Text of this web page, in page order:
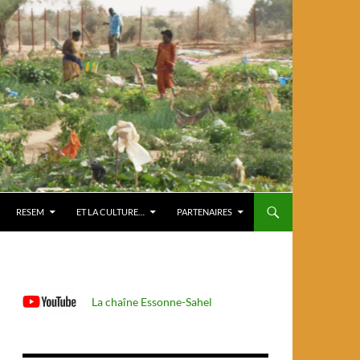
RESEM ET LA CULTURE… PARTENAIRES
La chaîne Essonne-Sahel